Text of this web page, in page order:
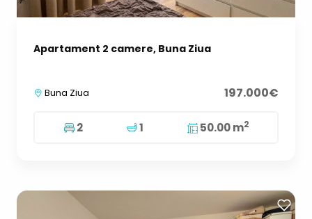
Apartament 2 camere, Buna Ziua
Buna Ziua 197.000€
2 1 50.00 m2